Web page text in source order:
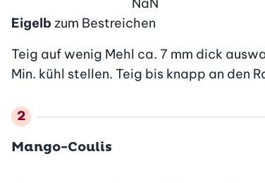
Eigelb zum Bestreichen
Teig auf wenig Mehl ca. 7 mm dick
Min. kühl stellen. Teig bis knapp an den
Mango-Coulis